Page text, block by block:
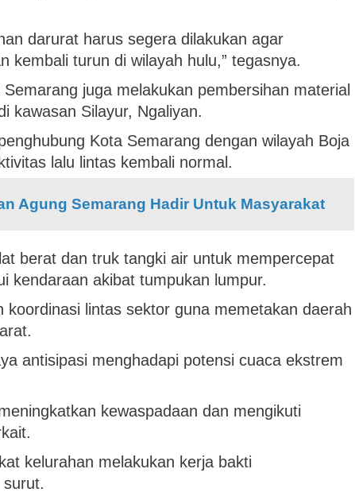
darurat harus segera dilakukan agar
kembali turun di wilayah hulu,” tegasnya.
juga melakukan pembersihan material
kawasan Silayur, Ngaliyan.
Kota Semarang dengan wilayah Boja
lalu lintas kembali normal.
Agung Semarang Hadir Untuk Masyarakat
berat dan truk tangki air untuk mempercepat
kendaraan akibat tumpukan lumpur.
lintas sektor guna memetakan daerah
antisipasi menghadapi potensi cuaca ekstrem
kewaspadaan dan mengikuti
kelurahan melakukan kerja bakti